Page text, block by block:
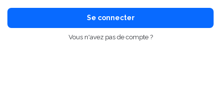
Se connecter
Vous n'avez pas de compte ?